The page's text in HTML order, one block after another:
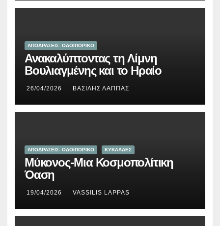
ΑΠΟΔΡΑΣΕΙΣ- ΟΔΟΙΠΟΡΙΚΟ
Ανακαλύπτοντας τη Λίμνη
Βουλιαγμένης και το Ηραίο
26/04/2026 ΒΑΣΊΛΗΣ ΛΆΠΠΑΣ
ΑΠΟΔΡΑΣΕΙΣ- ΟΔΟΙΠΟΡΙΚΟ ΚΥΚΛΑΔΕΣ
Μύκονος-Μια Κοσμοπολίτικη
Όαση
19/04/2026 VASSILIS LAPPAS